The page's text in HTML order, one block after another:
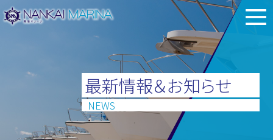
最新情報＆お知らせ
NEWS